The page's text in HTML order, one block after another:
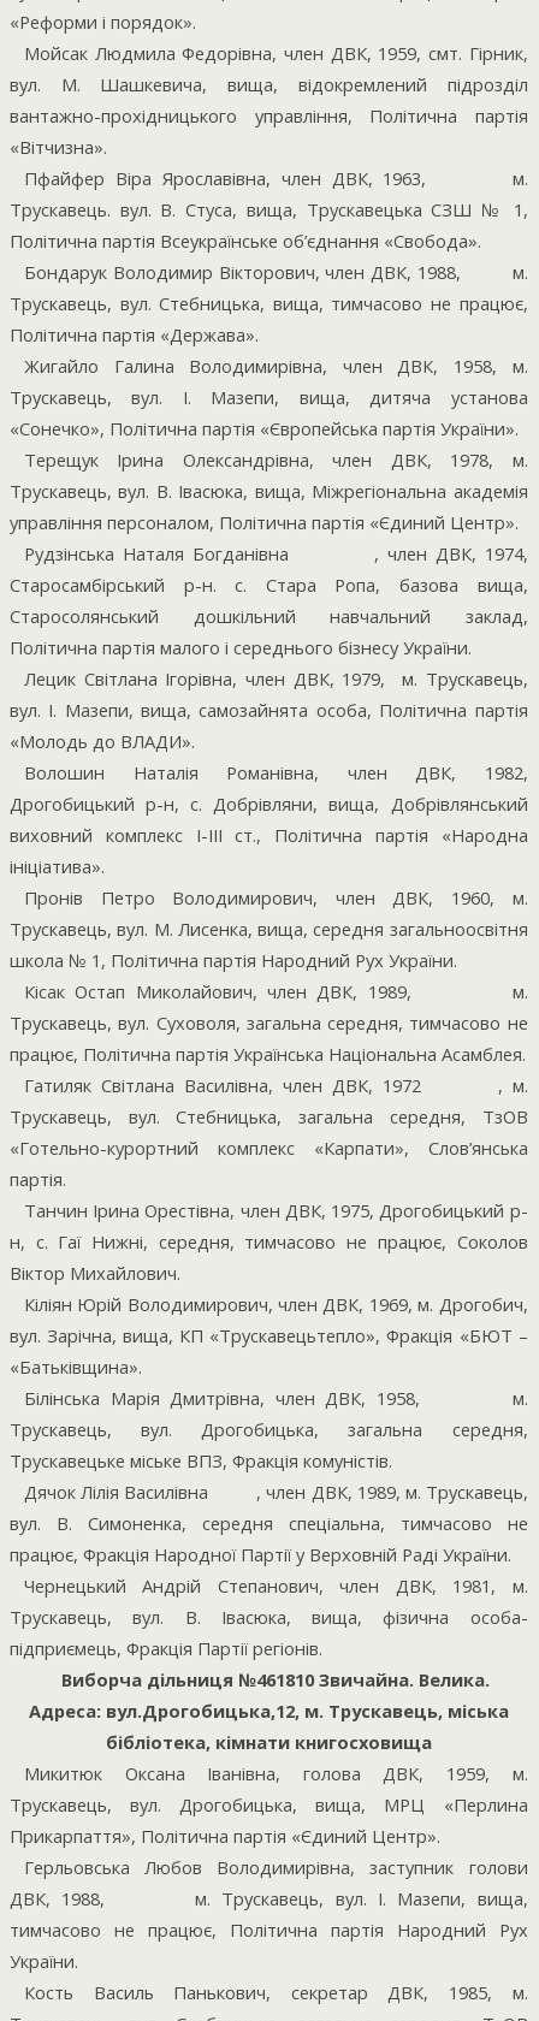
«Реформи і порядок».
Мойсак Людмила Федорівна, член ДВК, 1959, смт. Гірник,
вул. М. Шашкевича, вища, відокремлений підрозділ
вантажно-прохідницького управління, Політична партія
«Вітчизна».
Пфайфер Віра Ярославівна, член ДВК, 1963,
м.
Трускавець. вул. В. Стуса, вища, Трускавецька СЗШ № 1,
Політична партія Всеукраїнське об’єднання «Свобода».
Бондарук Володимир Вікторович, член ДВК, 1988,
м.
Трускавець, вул. Стебницька, вища, тимчасово не працює,
Політична партія «Держава».
Жигайло Галина Володимирівна, член ДВК, 1958, м.
Трускавець, вул. І. Мазепи, вища, дитяча установа
«Сонечко», Політична партія «Європейська партія України».
Терещук Ірина Олександрівна, член ДВК, 1978, м.
Трускавець, вул. В. Івасюка, вища, Міжрегіональна академія
управління персоналом, Політична партія «Єдиний Центр».
Рудзінська Наталя Богданівна
, член ДВК, 1974,
Старосамбірський р-н. с. Стара Ропа, базова вища,
Старосолянський дошкільний навчальний заклад,
Політична партія малого і середнього бізнесу України.
Лецик Світлана Ігорівна, член ДВК, 1979,
м. Трускавець,
вул. І. Мазепи, вища, самозайнята особа, Політична партія
«Молодь до ВЛАДИ».
Волошин Наталія Романівна, член ДВК, 1982,
Дрогобицький р-н, с. Добрівляни, вища, Добрівлянський
виховний комплекс І-ІІІ ст., Політична партія «Народна
ініціатива».
Пронів Петро Володимирович, член ДВК, 1960, м.
Трускавець, вул. М. Лисенка, вища, середня загальноосвітня
школа № 1, Політична партія Народний Рух України.
Кісак Остап Миколайович, член ДВК, 1989,
м.
Трускавець, вул. Суховоля, загальна середня, тимчасово не
працює, Політична партія Українська Національна Асамблея.
Гатиляк Світлана Василівна, член ДВК, 1972
, м.
Трускавець, вул. Стебницька, загальна середня, ТзОВ
«Готельно-курортний комплекс «Карпати», Слов’янська
партія.
Танчин Ірина Орестівна, член ДВК, 1975, Дрогобицький р-
н, с. Гаї Нижні, середня, тимчасово не працює, Соколов
Віктор Михайлович.
Кіліян Юрій Володимирович, член ДВК, 1969, м. Дрогобич,
вул. Зарічна, вища, КП «Трускавецьтепло», Фракція «БЮТ –
«Батьківщина».
Білінська Марія Дмитрівна, член ДВК, 1958,
м.
Трускавець, вул. Дрогобицька, загальна середня,
Трускавецьке міське ВПЗ, Фракція комуністів.
Дячок Лілія Василівна
, член ДВК, 1989, м. Трускавець,
вул. В. Симоненка, середня спеціальна, тимчасово не
працює, Фракція Народної Партії у Верховній Раді України.
Чернецький Андрій Степанович, член ДВК, 1981, м.
Трускавець, вул. В. Івасюка, вища, фізична особа-
підприємець, Фракція Партії регіонів.
Виборча дільниця №461810 Звичайна. Велика.
Адреса: вул.Дрогобицька,12, м. Трускавець, міська
бібліотека, кімнати книгосховища
Микитюк Оксана Іванівна, голова ДВК, 1959, м.
Трускавець, вул. Дрогобицька, вища, МРЦ «Перлина
Прикарпаття», Політична партія «Єдиний Центр».
Герльовська Любов Володимирівна, заступник голови
ДВК, 1988,
м. Трускавець, вул. І. Мазепи, вища,
тимчасово не працює, Політична партія Народний Рух
України.
Кость Василь Панькович, секретар ДВК, 1985, м.